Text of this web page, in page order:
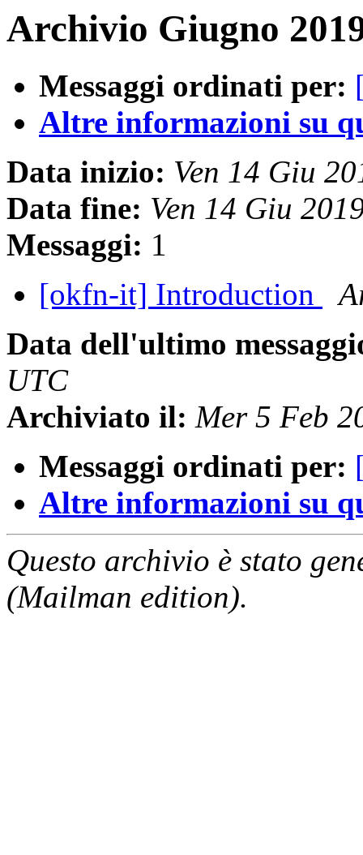
Archivio Giugno
Messaggi ordinati per:
Altre informazioni su
Data inizio: Ven 14 Giu
Data fine: Ven 14 Giu
Messaggi: 1
[okfn-it] Introduction
Data dell'ultimo
UTC
Archiviato il: Mer 5 Feb
Messaggi ordinati per:
Altre informazioni su
Questo archivio è stato
(Mailman edition).